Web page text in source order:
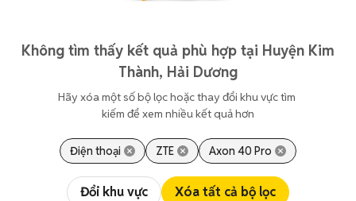
Không tìm thấy kết quả phù hợp tại Huyện Kim
Thành, Hải Dương
Hãy xóa một số bộ lọc hoặc thay đổi khu vực tìm
kiếm để xem nhiều kết quả hơn
Điện thoại ZTE Axon 40 Pro
Đổi khu vực Xóa tất cả bộ lọc